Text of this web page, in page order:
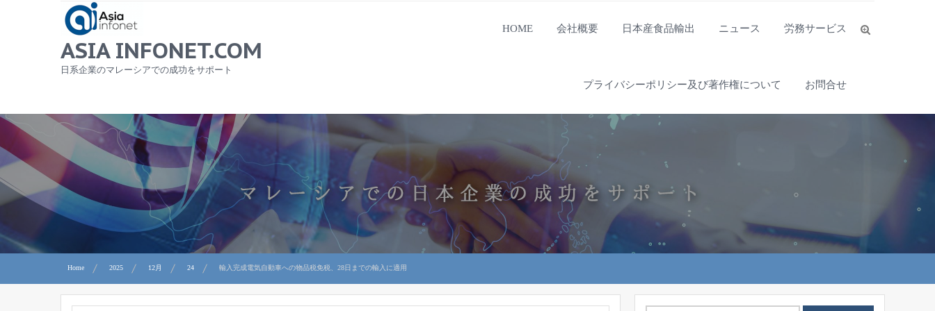
ASIA INFONET.COM
日系企業のマレーシアでの成功をサポート
HOME 会社概要 日本産食品輸出 ニュース 労務サービス
プライバシーポリシー及び著作権について お問合せ
Home 2025 12月 24 輸入完成電気自動車への物品税免税、28日までの輸入に適用